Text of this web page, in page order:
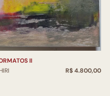
II
R$ 4.800,00